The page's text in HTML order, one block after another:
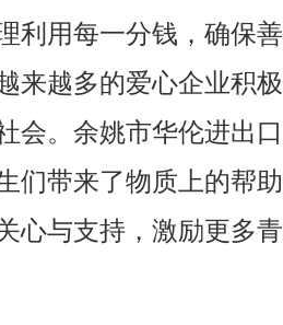
利用每一分钱，确保
来越多的爱心企业积
会。余姚市华伦进出
们带来了物质上的帮
心与支持，激励更多